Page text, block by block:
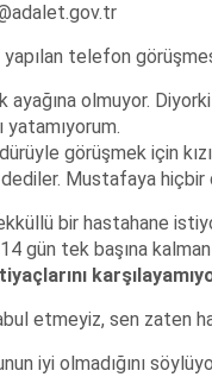
yapılan telefon
ayağına olmuyor.
yatamıyorum.
görüşmek için
Mustafaya
bir hastahane
gün tek başına
etmeyiz, sen zaten
iyi olmadığını